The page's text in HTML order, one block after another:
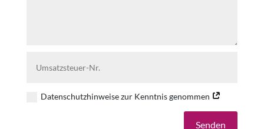
Datenschutzhinweise zur Kenntnis genommen
Senden